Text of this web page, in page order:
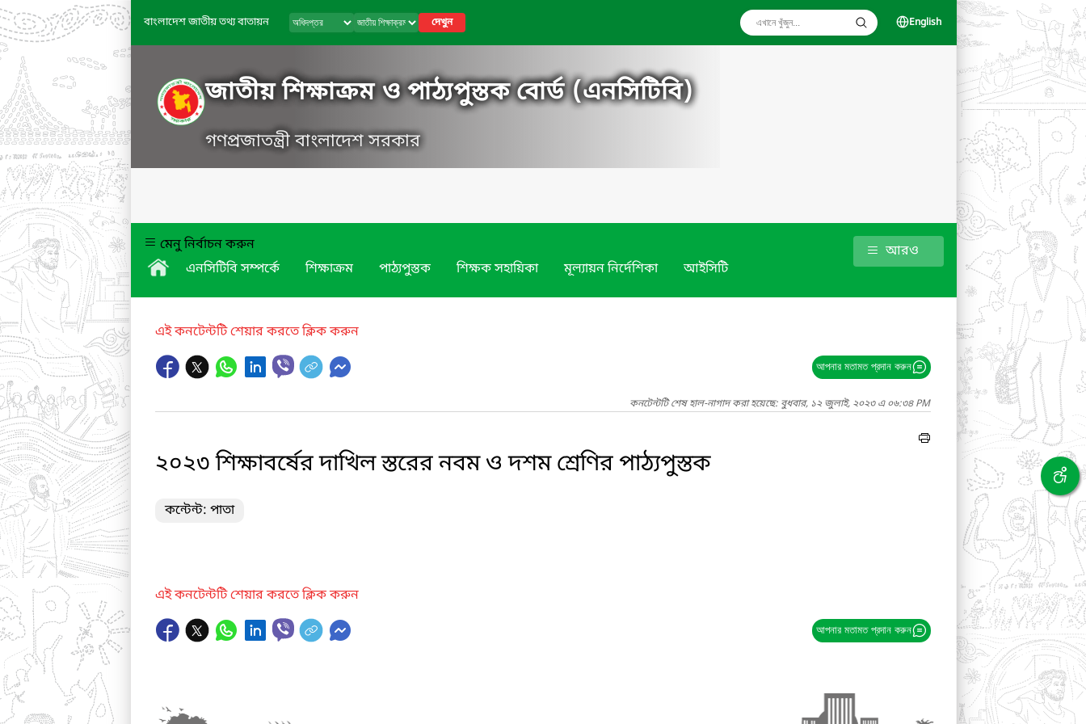
বাংলাদেশ জাতীয় তথ্য বাতায়ন দেখুন English
জাতীয় শিক্ষাক্রম ও পাঠ্যপুস্তক বোর্ড (এনসিটিবি)
গণপ্রজাতন্ত্রী বাংলাদেশ সরকার
মেনু নির্বাচন করুন
এনসিটিবি সম্পর্কে
শিক্ষাক্রম পাঠ্যপুস্তক শিক্ষক সহায়িকা মূল্যায়ন নির্দেশিকা আইসিটি
আরও
এই কনটেন্টটি শেয়ার করতে ক্লিক করুন
আপনার মতামত প্রদান করুন
কনটেন্টটি শেষ হাল-নাগাদ করা হয়েছে: বুধবার, ১২ জুলাই, ২০২৩ এ ০৬:৩৪ PM
২০২৩ শিক্ষাবর্ষের দাখিল স্তরের নবম ও দশম শ্রেণির পাঠ্যপুস্তক
কন্টেন্ট: পাতা
এই কনটেন্টটি শেয়ার করতে ক্লিক করুন
আপনার মতামত প্রদান করুন